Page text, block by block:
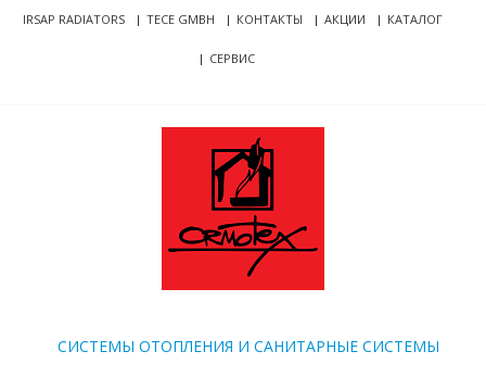
Skip
SkipIRSAP RADIATORS TECE GMBH КОНТАКТЫ АКЦИИ КАТАЛОГ
СЕРВИС
CИСТЕМЫ ОТОПЛЕНИЯ И САНИТАРНЫЕ СИСТЕМЫ